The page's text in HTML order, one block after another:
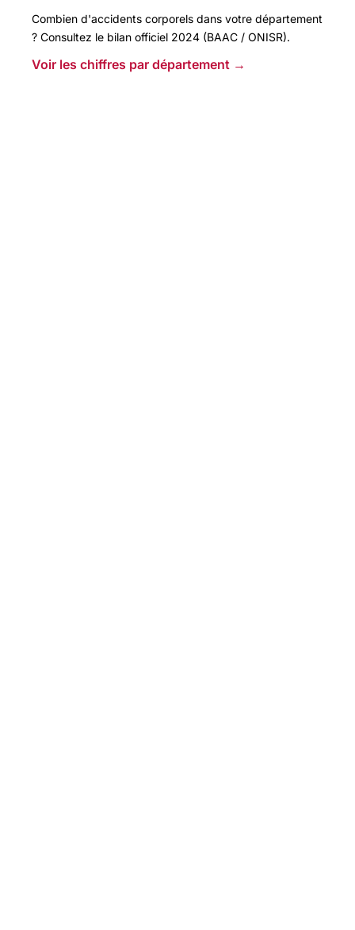
Combien d'accidents corporels dans votre département
? Consultez le bilan officiel 2024 (BAAC / ONISR).
Voir les chiffres par département →